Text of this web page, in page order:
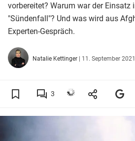
vorbereitet? Warum war der Einsatz
"Sündenfall"? Und was wird aus
Experten-Gespräch.
Natalie Kettinger | 11. September
3